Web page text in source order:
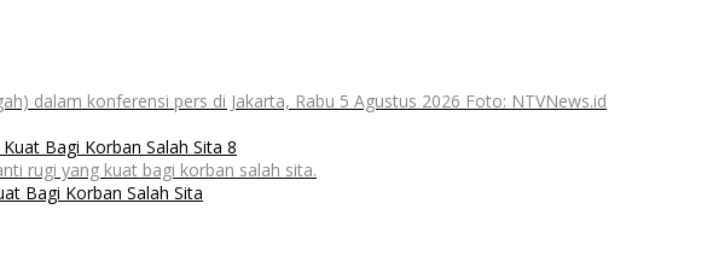
dalam konferensi pers di Jakarta, Rabu 5 Agustus 2026 Foto: NTVNews.id
rugi yang kuat bagi korban salah sita.
Bagi Korban Salah Sita